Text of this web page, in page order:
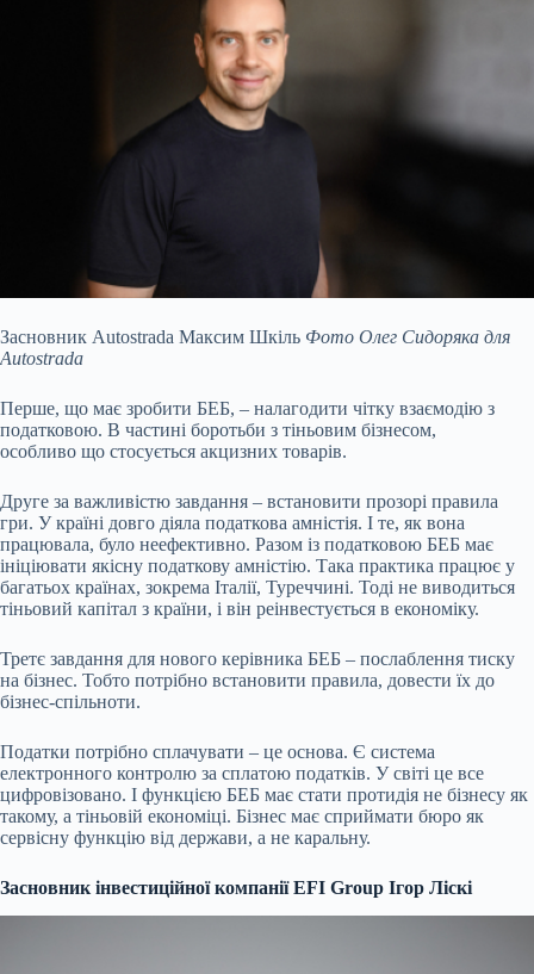
Засновник Autostrada Максим Шкіль Фото Олег Сидоряка для
Autostrada
Перше, що має зробити БЕБ, – налагодити чітку взаємодію з
податковою. В частині боротьби з тіньовим бізнесом,
особливо що стосується акцизних товарів.
Друге за важливістю завдання – встановити прозорі правила
гри. У країні довго діяла податкова амністія. І те, як вона
працювала, було неефективно. Разом із податковою БЕБ має
ініціювати якісну податкову амністію. Така практика працює у
багатьох країнах, зокрема Італії, Туреччині. Тоді не виводиться
тіньовий капітал з країни, і він реінвестується в економіку.
Третє завдання для нового керівника БЕБ – послаблення тиску
на бізнес. Тобто потрібно встановити правила, довести їх до
бізнес-спільноти.
Податки потрібно сплачувати – це основа. Є система
електронного контролю за сплатою податків. У світі це все
цифровізовано. І функцією БЕБ має стати протидія не бізнесу як
такому, а тіньовій економіці. Бізнес має сприймати бюро як
сервісну функцію від держави, а не каральну.
Засновник інвестиційної компанії EFI Group Ігор Ліскі